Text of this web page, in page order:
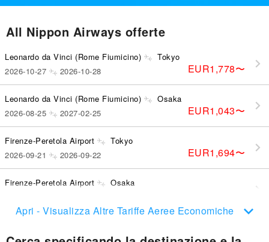
All Nippon Airways offerte
Leonardo da Vinci (Rome Fiumicino) Tokyo
EUR1,778〜
2026-10-27 2026-10-28
Leonardo da Vinci (Rome Fiumicino) Osaka
EUR1,043〜
2026-08-25 2027-02-25
Firenze-Peretola Airport Tokyo
EUR1,694〜
2026-09-21 2026-09-22
Firenze-Peretola Airport Osaka
Apri - Visualizza Altre Tariffe Aeree Economiche